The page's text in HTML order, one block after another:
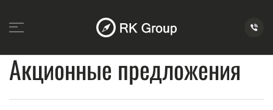
Акционные предложения